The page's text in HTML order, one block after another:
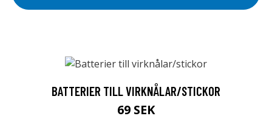
BATTERIER TILL VIRKNÅLAR/STICKOR
69 SEK